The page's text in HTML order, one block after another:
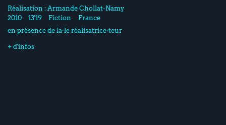
Réalisation : Armande Chollat-Namy
2010
13'19 Fiction
France
en présence de la·le réalisatrice·teur
+ d'infos